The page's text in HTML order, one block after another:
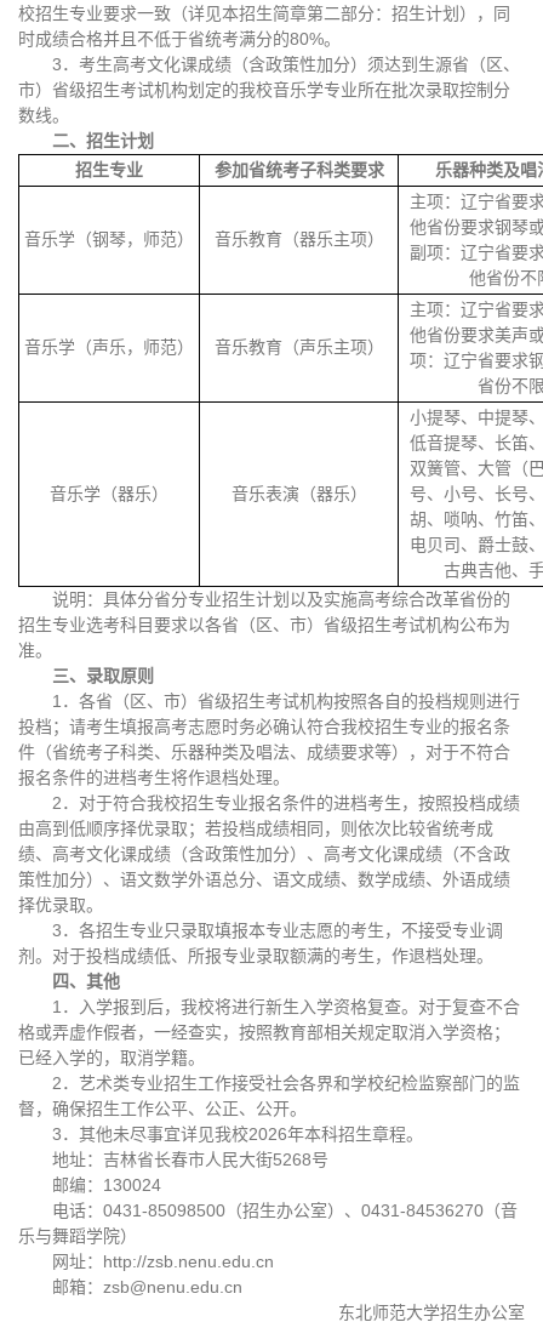
校招生专业要求一致（详见本招生简章第二部分：招生计划），同
时成绩合格并且不低于省统考满分的80%。
3．考生高考文化课成绩（含政策性加分）须达到生源省（区、
市）省级招生考试机构划定的我校音乐学专业所在批次录取控制分
数线。
二、招生计划
招生专业
参加省统考子科类要求 乐器种类及唱
音乐学（钢琴，师范） 音乐教育（器乐主项）
主项：辽宁省要
他省份要求钢琴
副项：辽宁省要
他省份不
音乐学（声乐，师范） 音乐教育（声乐主项）
主项：辽宁省要
他省份要求美声
项：辽宁省要求
省份不
音乐学（器乐） 音乐表演（器乐）
小提琴、中提琴
低音提琴、长笛
双簧管、大管（
号、小号、长号
胡、唢呐、竹笛
电贝司、爵士鼓
古典吉他、
说明：具体分省分专业招生计划以及实施高考综合改革省份的
招生专业选考科目要求以各省（区、市）省级招生考试机构公布为
准。
三、录取原则
1．各省（区、市）省级招生考试机构按照各自的投档规则进行
投档；请考生填报高考志愿时务必确认符合我校招生专业的报名条
件（省统考子科类、乐器种类及唱法、成绩要求等），对于不符合
报名条件的进档考生将作退档处理。
2．对于符合我校招生专业报名条件的进档考生，按照投档成绩
由高到低顺序择优录取；若投档成绩相同，则依次比较省统考成
绩、高考文化课成绩（含政策性加分）、高考文化课成绩（不含政
策性加分）、语文数学外语总分、语文成绩、数学成绩、外语成绩
择优录取。
3．各招生专业只录取填报本专业志愿的考生，不接受专业调
剂。对于投档成绩低、所报专业录取额满的考生，作退档处理。
四、其他
1．入学报到后，我校将进行新生入学资格复查。对于复查不合
格或弄虚作假者，一经查实，按照教育部相关规定取消入学资格；
已经入学的，取消学籍。
2．艺术类专业招生工作接受社会各界和学校纪检监察部门的监
督，确保招生工作公平、公正、公开。
3．其他未尽事宜详见我校2026年本科招生章程。
地址：吉林省长春市人民大街5268号
邮编：130024
电话：0431-85098500（招生办公室）、0431-84536270（音
乐与舞蹈学院）
网址：http://zsb.nenu.edu.cn
邮箱：zsb@nenu.edu.cn
东北师范大学招生办公室